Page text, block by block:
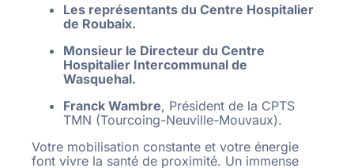
Les représentants du Centre Hospitalier
de Roubaix.
Monsieur le Directeur du Centre
Hospitalier Intercommunal de
Wasquehal.
Franck Wambre, Président de la CPTS
TMN (Tourcoing-Neuville-Mouvaux).
Votre mobilisation constante et votre énergie
font vivre la santé de proximité. Un immense